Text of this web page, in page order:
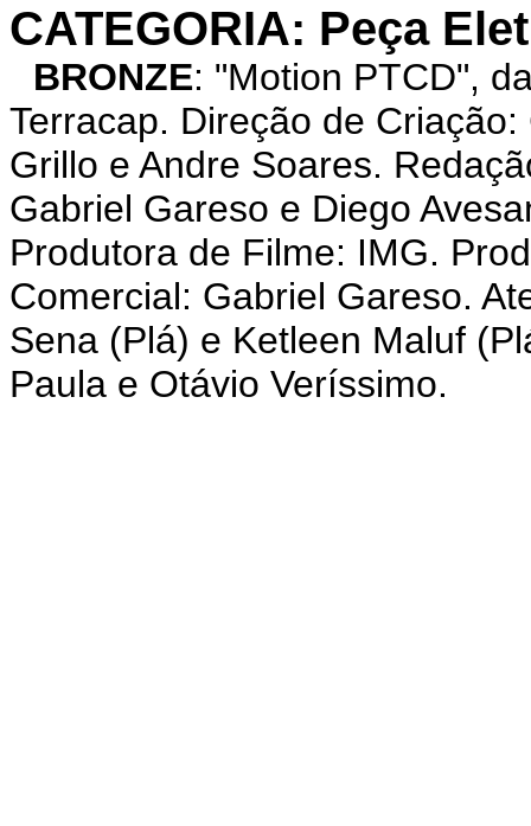
CATEGORIA: Peça
BRONZE: "Motion PTCD",
Terracap. Direção de
Grillo e Andre Soares.
Gabriel Gareso e Diego
Produtora de Filme: IMG.
Comercial: Gabriel Gareso.
Sena (Plá) e Ketleen Maluf
Paula e Otávio Veríssimo.